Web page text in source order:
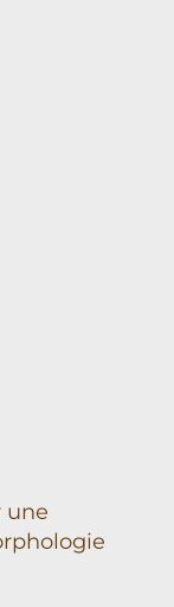
une